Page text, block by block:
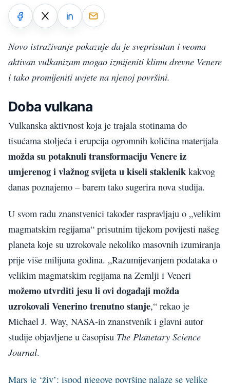
Novo istraživanje pokazuje da je sveprisutan i veoma
aktivan vulkanizam mogao izmijeniti klimu drevne Venere
i tako promijeniti uvjete na njenoj površini.
Doba vulkana
Vulkanska aktivnost koja je trajala stotinama do
tisućama stoljeća i erupcija ogromnih količina materijala
možda su potaknuli transformaciju Venere iz
umjerenog i vlažnog svijeta u kiseli staklenik kakvog
danas poznajemo – barem tako sugerira nova studija.
U svom radu znanstvenici također raspravljaju o „velikim
magmatskim regijama“ prisutnim tijekom povijesti našeg
planeta koje su uzrokovale nekoliko masovnih izumiranja
prije više milijuna godina. „Razumijevanjem podataka o
velikim magmatskim regijama na Zemlji i Veneri
možemo utvrditi jesu li ovi događaji možda
uzrokovali Venerino trenutno stanje,“ rekao je
Michael J. Way, NASA-in znanstvenik i glavni autor
studije objavljene u časopisu The Planetary Science
Journal.
Mars je ‘živ’: ispod njegove površine nalaze se velike